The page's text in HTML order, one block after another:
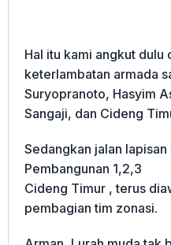
Hal itu kami angkut dulu
keterlambatan armada
Suryopranoto, Hasyim
Sangaji, dan Cideng
Sedangkan jalan
Pembangunan 1,2,3
Cideng Timur , terus
pembagian tim zonasi.